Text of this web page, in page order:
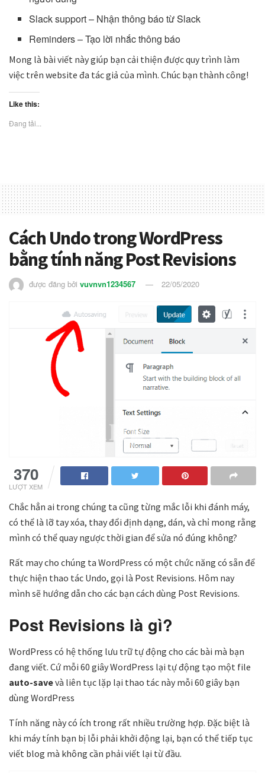
Slack support – Nhận thông báo từ Slack
Reminders – Tạo lời nhắc thông báo
Mong là bài viết này giúp bạn cải thiện được quy trình làm
việc trên website đa tác giả của mình. Chúc bạn thành công!
Like this:
Đang tải...
Cách Undo trong WordPress
bằng tính năng Post Revisions
được đăng bởi vuvnvn1234567 22/05/2020
370
LƯỢT XEM
Chắc hẳn ai trong chúng ta cũng từng mắc lỗi khi đánh máy,
có thể là lỡ tay xóa, thay đổi định dạng, dán, và chỉ mong rằng
mình có thể quay ngược thời gian để sửa nó đúng không?
Rất may cho chúng ta WordPress có một chức năng có sẵn để
thực hiện thao tác Undo, gọi là Post Revisions. Hôm nay
mình sẽ hướng dẫn cho các bạn cách dùng Post Revisions.
Post Revisions là gì?
WordPress có hệ thống lưu trữ tự động cho các bài mà bạn
đang viết. Cứ mỗi 60 giây WordPress lại tự động tạo một file
auto-savevà liên tục lặp lại thao tác này mỗi 60 giây bạn
dùng WordPress
Tính năng này có ích trong rất nhiều trường hợp. Đặc biệt là
khi máy tính bạn bị lỗi phải khởi động lại, bạn có thể tiếp tục
viết blog mà không cần phải viết lại từ đầu.